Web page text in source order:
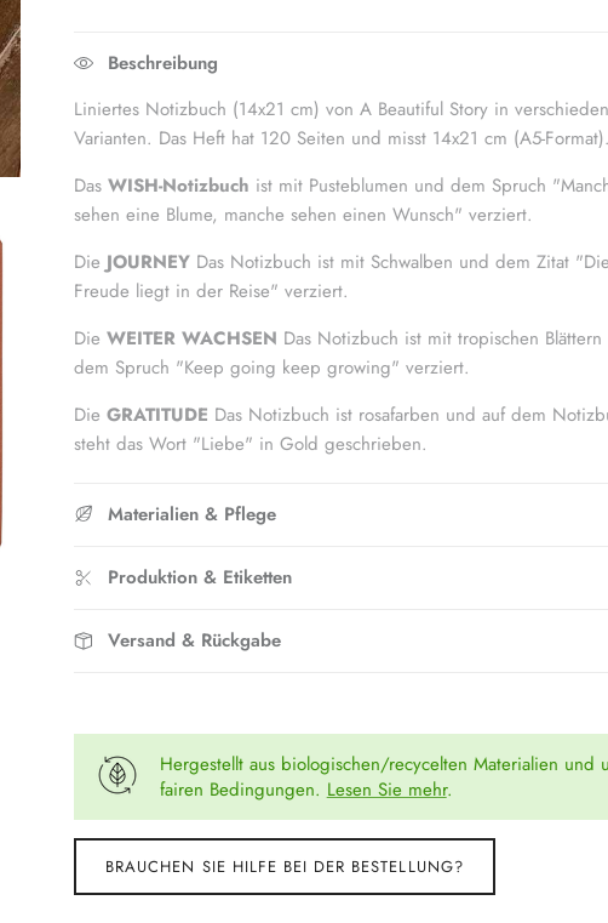
Beschreibung
Liniertes Notizbuch (14x21 cm) von A Beautiful Story in
Varianten. Das Heft hat 120 Seiten und misst 14x21 cm (A5-Format).
Das WISH-Notizbuch ist mit Pusteblumen und dem Spruch
sehen eine Blume, manche sehen einen Wunsch" verziert.
Die JOURNEYDas Notizbuch ist mit Schwalben und dem Zitat "Die
Freude liegt in der Reise" verziert.
Die WEITER WACHSEN Das Notizbuch ist mit tropischen Blättern
dem Spruch "Keep going keep growing" verziert.
Die GRATITUDE Das Notizbuch ist rosafarben und auf dem
steht das Wort "Liebe" in Gold geschrieben.
Materialien & Pflege
Produktion & Etiketten
Versand & Rückgabe
Hergestellt aus biologischen/recycelten Materialien und
fairen Bedingungen. Lesen Sie mehr.
BRAUCHEN SIE HILFE BEI DER BESTELLUNG?